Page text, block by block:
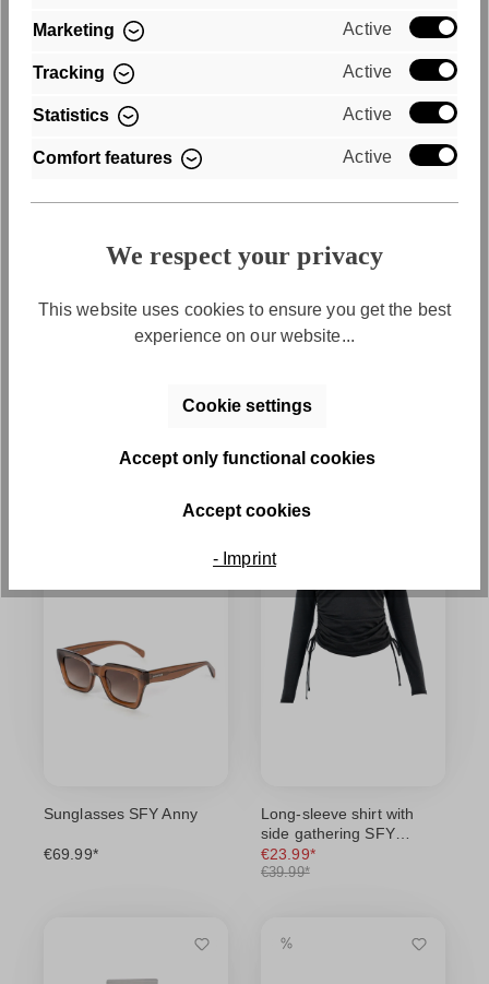
Sunglasses SFY Anny
€69.99*
Long-sleeve shirt with
side gathering SFY
Freyday
€23.99*
€39.99*
Marketing Active
Tracking Active
Statistics Active
Comfort features Active
We respect your privacy
This website uses cookies to ensure you get the best
experience on our website...
Cookie settings
Accept only functional cookies
Accept cookies
- Imprint